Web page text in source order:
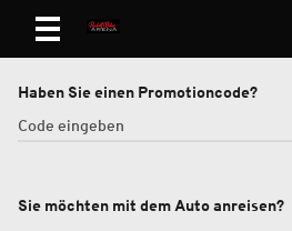
Haben Sie einen Promotioncode?
Sie möchten mit dem Auto anreisen?